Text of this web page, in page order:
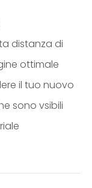
distanza di
ottimale
il tuo nuovo
sono vsibili